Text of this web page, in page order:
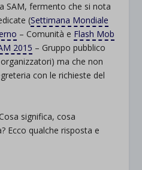
SAM, fermento che si nota
(Settimana Mondiale
– Comunità e Flash Mob
2015 – Gruppo pubblico
ma che non
con le richieste del
significa, cosa
Ecco qualche risposta e